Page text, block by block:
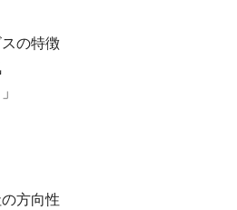
スの特徴
方向性